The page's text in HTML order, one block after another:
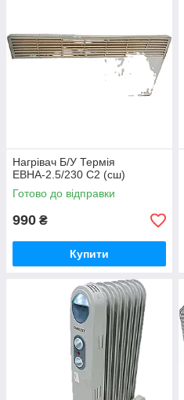
Нагрівач Б/У Термія
ЕВНА-2.5/230 С2 (сш)
Готово до відправки
990 ₴
Купити